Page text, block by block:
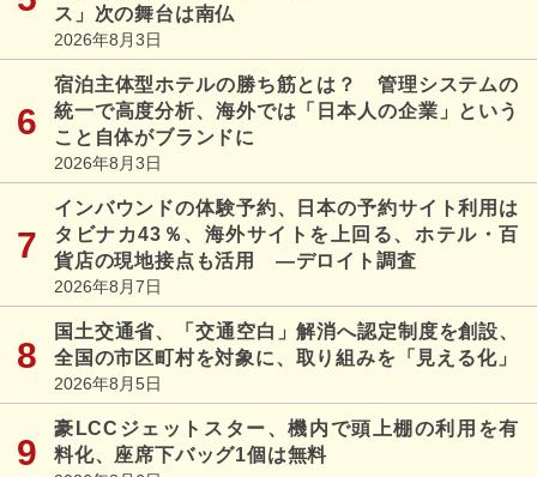
ス」次の舞台は南仏
2026年8月3日
宿泊主体型ホテルの勝ち筋とは？ 管理システムの
統一で高度分析、海外では「日本人の企業」という
こと自体がブランドに
2026年8月3日
インバウンドの体験予約、日本の予約サイト利用は
タビナカ43％、海外サイトを上回る、ホテル・百
貨店の現地接点も活用 ―デロイト調査
2026年8月7日
国土交通省、「交通空白」解消へ認定制度を創設、
全国の市区町村を対象に、取り組みを「見える化」
2026年8月5日
豪LCCジェットスター、機内で頭上棚の利用を有
料化、座席下バッグ1個は無料